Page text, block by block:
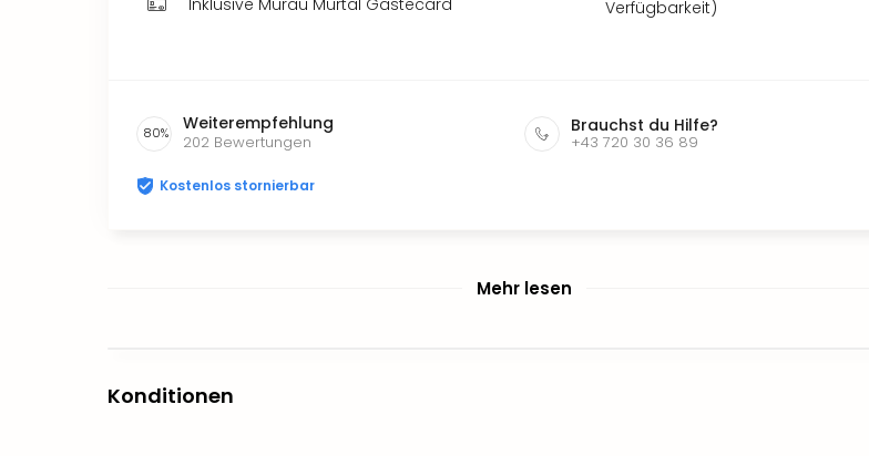
Verfügbarkeit)
80% Weiterempfehlung
202 Bewertungen
Brauchst du Hilfe?
+43 720 30 36 89
Kostenlos stornierbar
Mehr lesen
Konditionen